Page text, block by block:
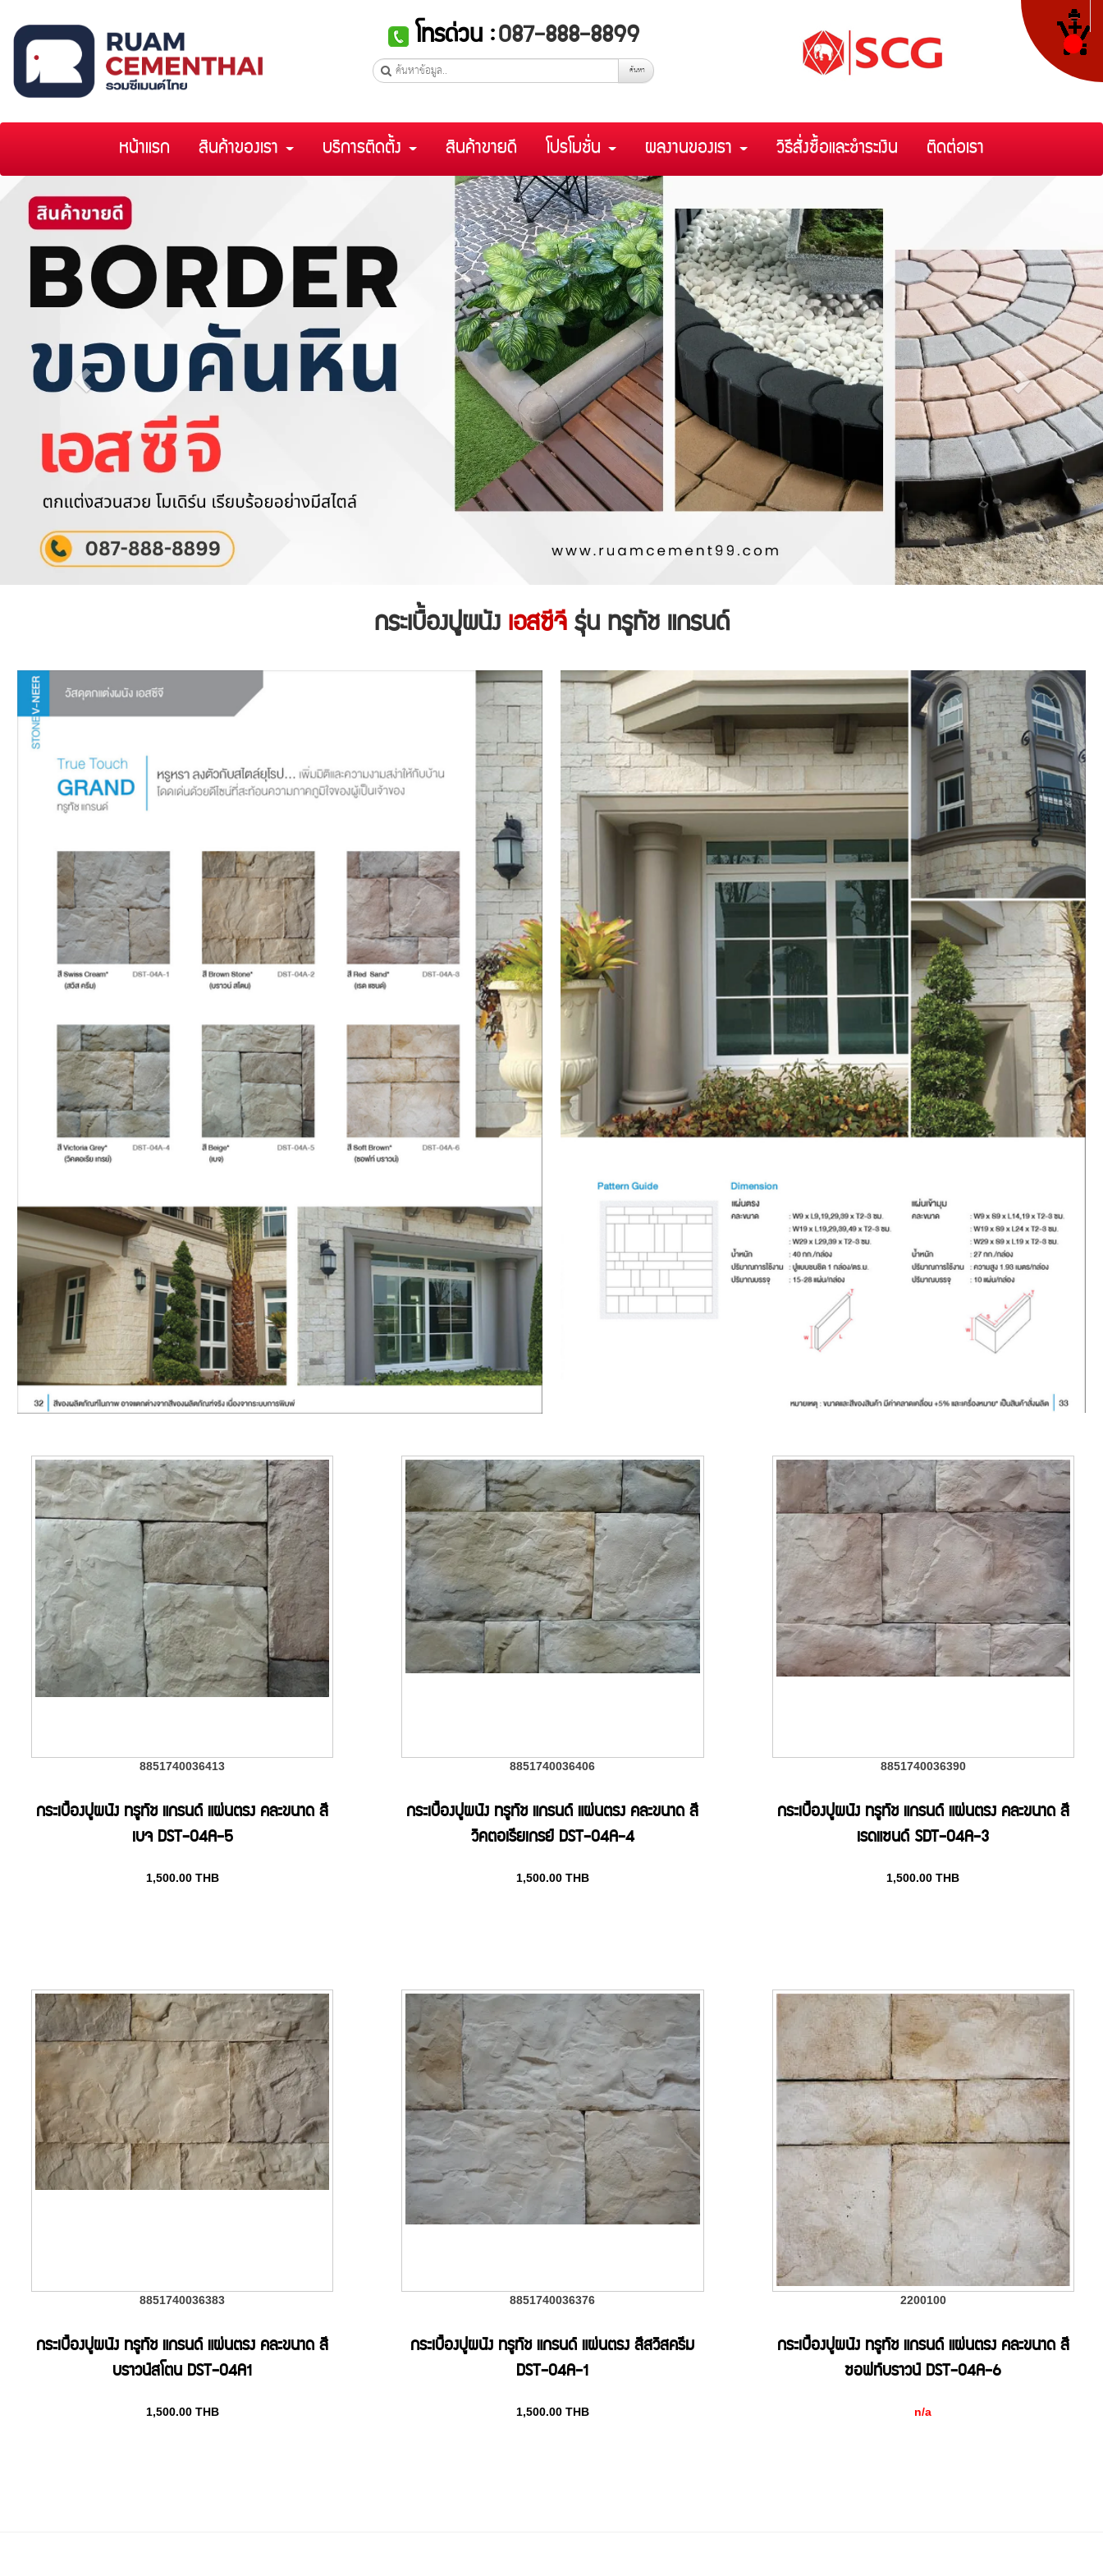
หน้าแรก สินค้าของเรา บริการติดตั้ง สินค้าขายดี โปรโมชั่น ผลงานของเรา วิธีสั่งซื้อและชำระเงิน ติดต่อเรา
โทรด่วน : 087-888-8899
ค้นหา
กระเบื้องปูผนังเอสซีจี รุ่น ทรูทัช แกรนด์
8851740036413
กระเบื้องปูผนัง ทรูทัช แกรนด์ แผ่นตรง คละขนาด สี
เบจ DST-04A-5
1,500.00 THB
8851740036406
กระเบื้องปูผนัง ทรูทัช แกรนด์ แผ่นตรง คละขนาด สี
วิคตอเรียเกรย์ DST-04A-4
1,500.00 THB
8851740036390
กระเบื้องปูผนัง ทรูทัช แกรนด์ แผ่นตรง คละขนาด สี
เรดแซนด์ SDT-04A-3
1,500.00 THB
8851740036383
กระเบื้องปูผนัง ทรูทัช แกรนด์ แผ่นตรง คละขนาด สี
บราวน์สโตน DST-04A1
1,500.00 THB
8851740036376
กระเบื้องปูผนัง ทรูทัช แกรนด์ แผ่นตรง สีสวิสครีม
DST-04A-1
1,500.00 THB
2200100
กระเบื้องปูผนัง ทรูทัช แกรนด์ แผ่นตรง คละขนาด สี
ซอฟท์บราวน์ DST-04A-6
n/a